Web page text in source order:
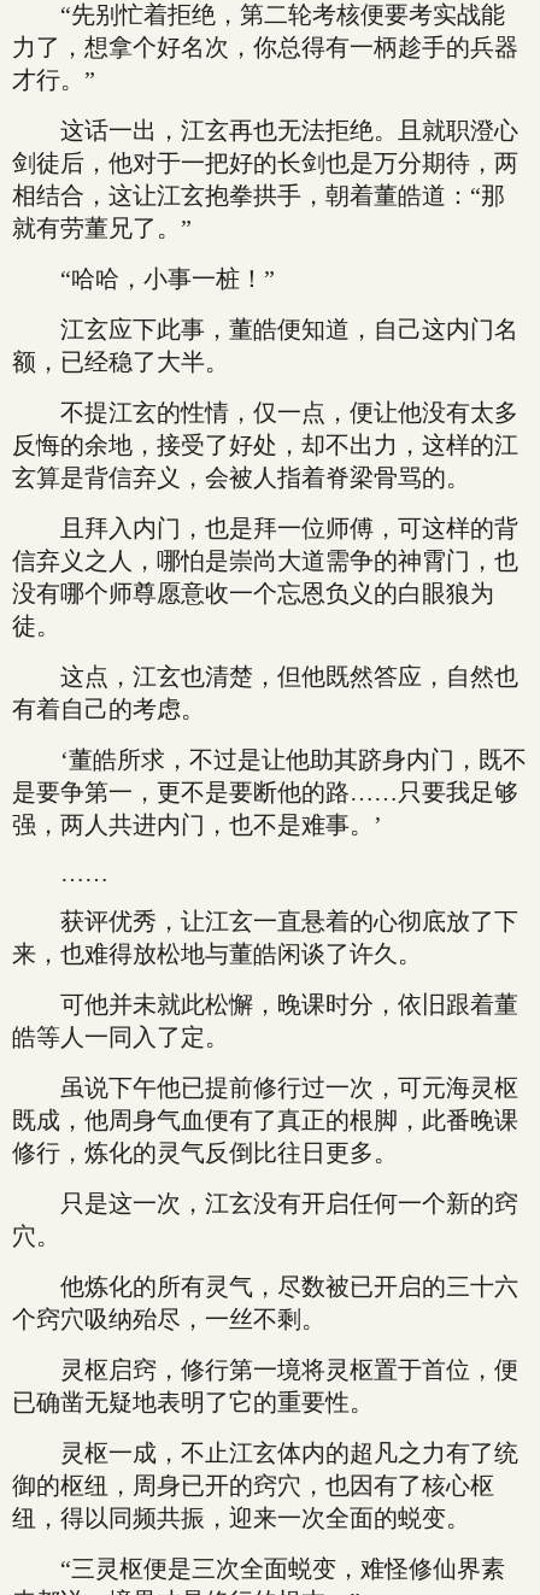
“先别忙着拒绝，第二轮考核便要考实战能
力了，想拿个好名次，你总得有一柄趁手的兵器
才行。”
这话一出，江玄再也无法拒绝。且就职澄心
剑徒后，他对于一把好的长剑也是万分期待，两
相结合，这让江玄抱拳拱手，朝着董皓道：“那
就有劳董兄了。”
“哈哈，小事一桩！”
江玄应下此事，董皓便知道，自己这内门名
额，已经稳了大半。
不提江玄的性情，仅一点，便让他没有太多
反悔的余地，接受了好处，却不出力，这样的江
玄算是背信弃义，会被人指着脊梁骨骂的。
且拜入内门，也是拜一位师傅，可这样的背
信弃义之人，哪怕是崇尚大道需争的神霄门，也
没有哪个师尊愿意收一个忘恩负义的白眼狼为
徒。
这点，江玄也清楚，但他既然答应，自然也
有着自己的考虑。
‘董皓所求，不过是让他助其跻身内门，既不
是要争第一，更不是要断他的路……只要我足够
强，两人共进内门，也不是难事。’
……
获评优秀，让江玄一直悬着的心彻底放了下
来，也难得放松地与董皓闲谈了许久。
可他并未就此松懈，晚课时分，依旧跟着董
皓等人一同入了定。
虽说下午他已提前修行过一次，可元海灵枢
既成，他周身气血便有了真正的根脚，此番晚课
修行，炼化的灵气反倒比往日更多。
只是这一次，江玄没有开启任何一个新的窍
穴。
他炼化的所有灵气，尽数被已开启的三十六
个窍穴吸纳殆尽，一丝不剩。
灵枢启窍，修行第一境将灵枢置于首位，便
已确凿无疑地表明了它的重要性。
灵枢一成，不止江玄体内的超凡之力有了统
御的枢纽，周身已开的窍穴，也因有了核心枢
纽，得以同频共振，迎来一次全面的蜕变。
“三灵枢便是三次全面蜕变，难怪修仙界素